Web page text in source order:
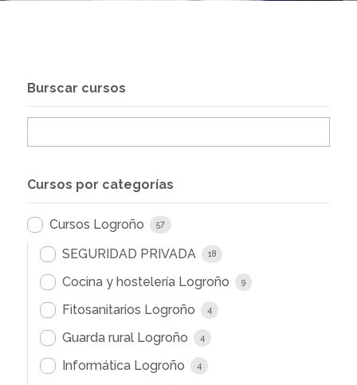
Burscar cursos
Cursos por categorías
Cursos Logroño 57
SEGURIDAD PRIVADA 18
Cocina y hostelería Logroño 9
Fitosanitarios Logroño 4
Guarda rural Logroño 4
Informática Logroño 4